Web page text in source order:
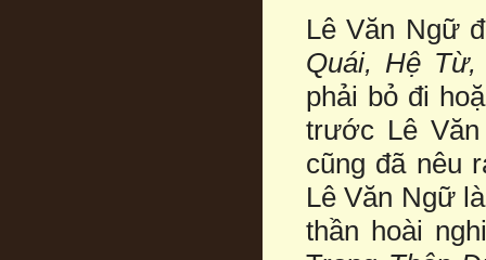
Lê Văn Ngữ
Quái, Hệ
phải bỏ đi
trước Lê
cũng đã nêu
Lê Văn Ngữ
thần hoài